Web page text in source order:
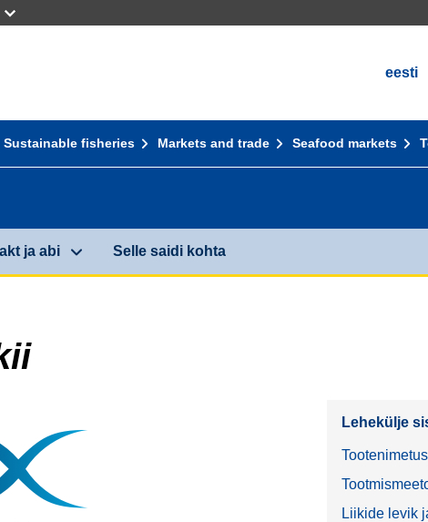
eesti
Sustainable fisheries Markets and trade Seafood markets
ja abi Selle saidi kohta
Lehekülje
Liikide levik